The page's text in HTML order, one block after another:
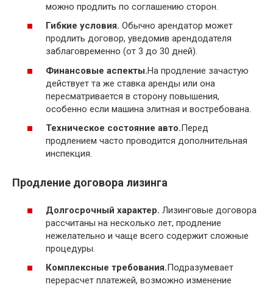
можно продлить по соглашению сторон.
Гибкие условия. Обычно арендатор может
продлить договор, уведомив арендодателя
заблаговременно (от 3 до 30 дней).
Финансовые аспекты.На продление зачастую
действует та же ставка аренды или она
пересматривается в сторону повышения,
особенно если машина элитная и востребована.
Техническое состояние авто.Перед
продлением часто проводится дополнительная
инспекция.
Продление договора лизинга
Долгосрочный характер. Лизинговые договора
рассчитаны на несколько лет, продление
нежелательно и чаще всего содержит сложные
процедуры.
Комплексные требования.Подразумевает
перерасчет платежей, возможно изменение